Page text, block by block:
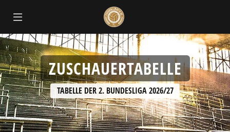
ZUSCHAUERTABELLE
TABELLE DER 2. BUNDESLIGA 2026/27